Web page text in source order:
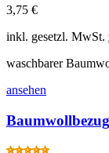
3,75 €
inkl. gesetzl. MwSt.
waschbarer
ansehen